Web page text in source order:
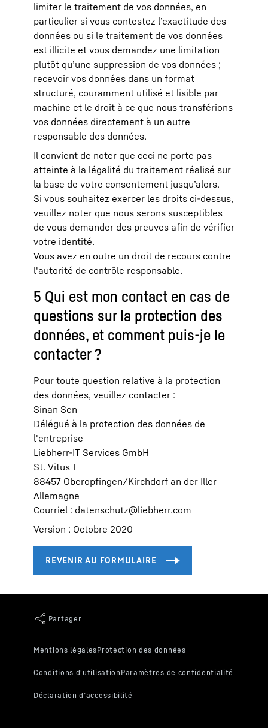
limiter le traitement de vos données, en
particulier si vous contestez l’exactitude des
données ou si le traitement de vos données
est illicite et vous demandez une limitation
plutôt qu’une suppression de vos données ;
recevoir vos données dans un format
structuré, couramment utilisé et lisible par
machine et le droit à ce que nous transférions
vos données directement à un autre
responsable des données.
Il convient de noter que ceci ne porte pas
atteinte à la légalité du traitement réalisé sur
la base de votre consentement jusqu’alors.
Si vous souhaitez exercer les droits ci-dessus,
veuillez noter que nous serons susceptibles
de vous demander des preuves afin de vérifier
votre identité.
Vous avez en outre un droit de recours contre
l'autorité de contrôle responsable.
5 Qui est mon contact en cas de
questions sur la protection des
données, et comment puis-je le
contacter ?
Pour toute question relative à la protection
des données, veuillez contacter :
Sinan Sen
Délégué à la protection des données de
l'entreprise
Liebherr-IT Services GmbH
St. Vitus 1
88457 Oberopfingen/Kirchdorf an der Iller
Allemagne
Courriel : datenschutz@liebherr.com
Version : Octobre 2020